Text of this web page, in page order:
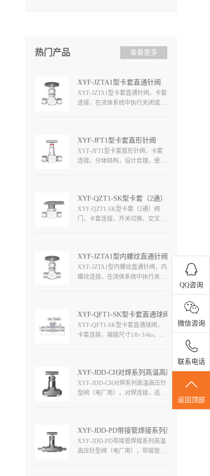
热门产品 查看更多
XYF-JZTA1型卡套直通针阀
XYF-JZTA1型卡套直通针阀，卡套
连接，在流体系统中执行关闭或切
6000PSI（413bar），工作温度高达
315℃（600°F）。
XYF-JFT1型卡套直形针阀
XYF-JFT1型卡套直形针阀，卡套
连接，分体结构，设计合理，使用
XYF-QZT1-SK型卡套（2通）阀门
XYF-QZT1-SK型卡套（2通）阀
门，卡套连接，开关切换、交叉转
尺寸1/8~1/2in，φ3~φ12mm。
XYF-JZTA1型内螺纹直通针阀
XYF-JZTA1型内螺纹直通针阀，内
螺纹连接，在流体系统中执行关闭
达6000PSI（413bar），工作温度高
达315℃（600°F）。
XYF-QFT1-SK型卡套直通球阀
XYF-QFT1-SK型卡套直通球阀，
卡套连接，端接尺寸1/8~3/4in，
求。
XYF-JDD-CH对焊系列高温高压针型阀（电
XYF-JDD-CH对焊系列高温高压针
型阀（电厂用），对焊连接，适用
作温度高达650°C（1202°F）。
XYF-JDD-PD带接管焊接系列高温高压针型
XYF-JDD-PD带接管焊接系列高温
高压针型阀（电厂用），带接管焊
QQ咨询
微信咨询
联系电话
返回顶部